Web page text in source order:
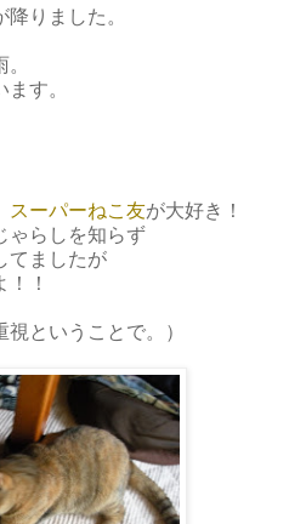
りました。
す。
スーパーねこ友が大好き！
ゃらしを知らず
てましたが
！
ということで。）